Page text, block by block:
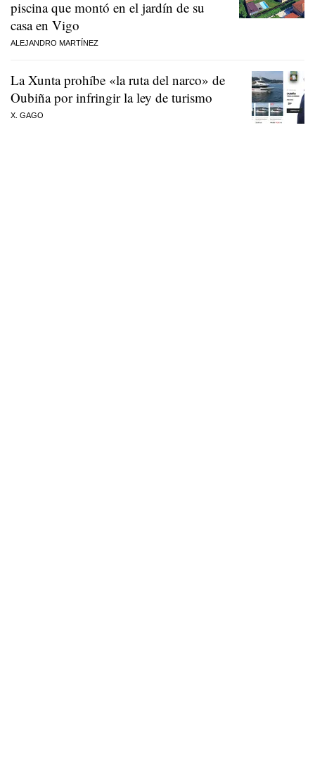
piscina que montó en el jardín de su
casa en Vigo
ALEJANDRO MARTÍNEZ
La Xunta prohíbe «la ruta del narco» de
Oubiña por infringir la ley de turismo
X. GAGO